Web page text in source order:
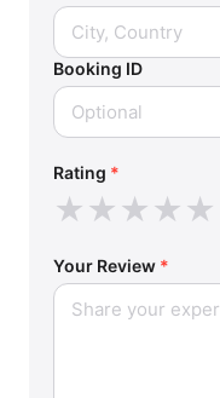
Booking ID
Rating *
★★★★★
Your Review *